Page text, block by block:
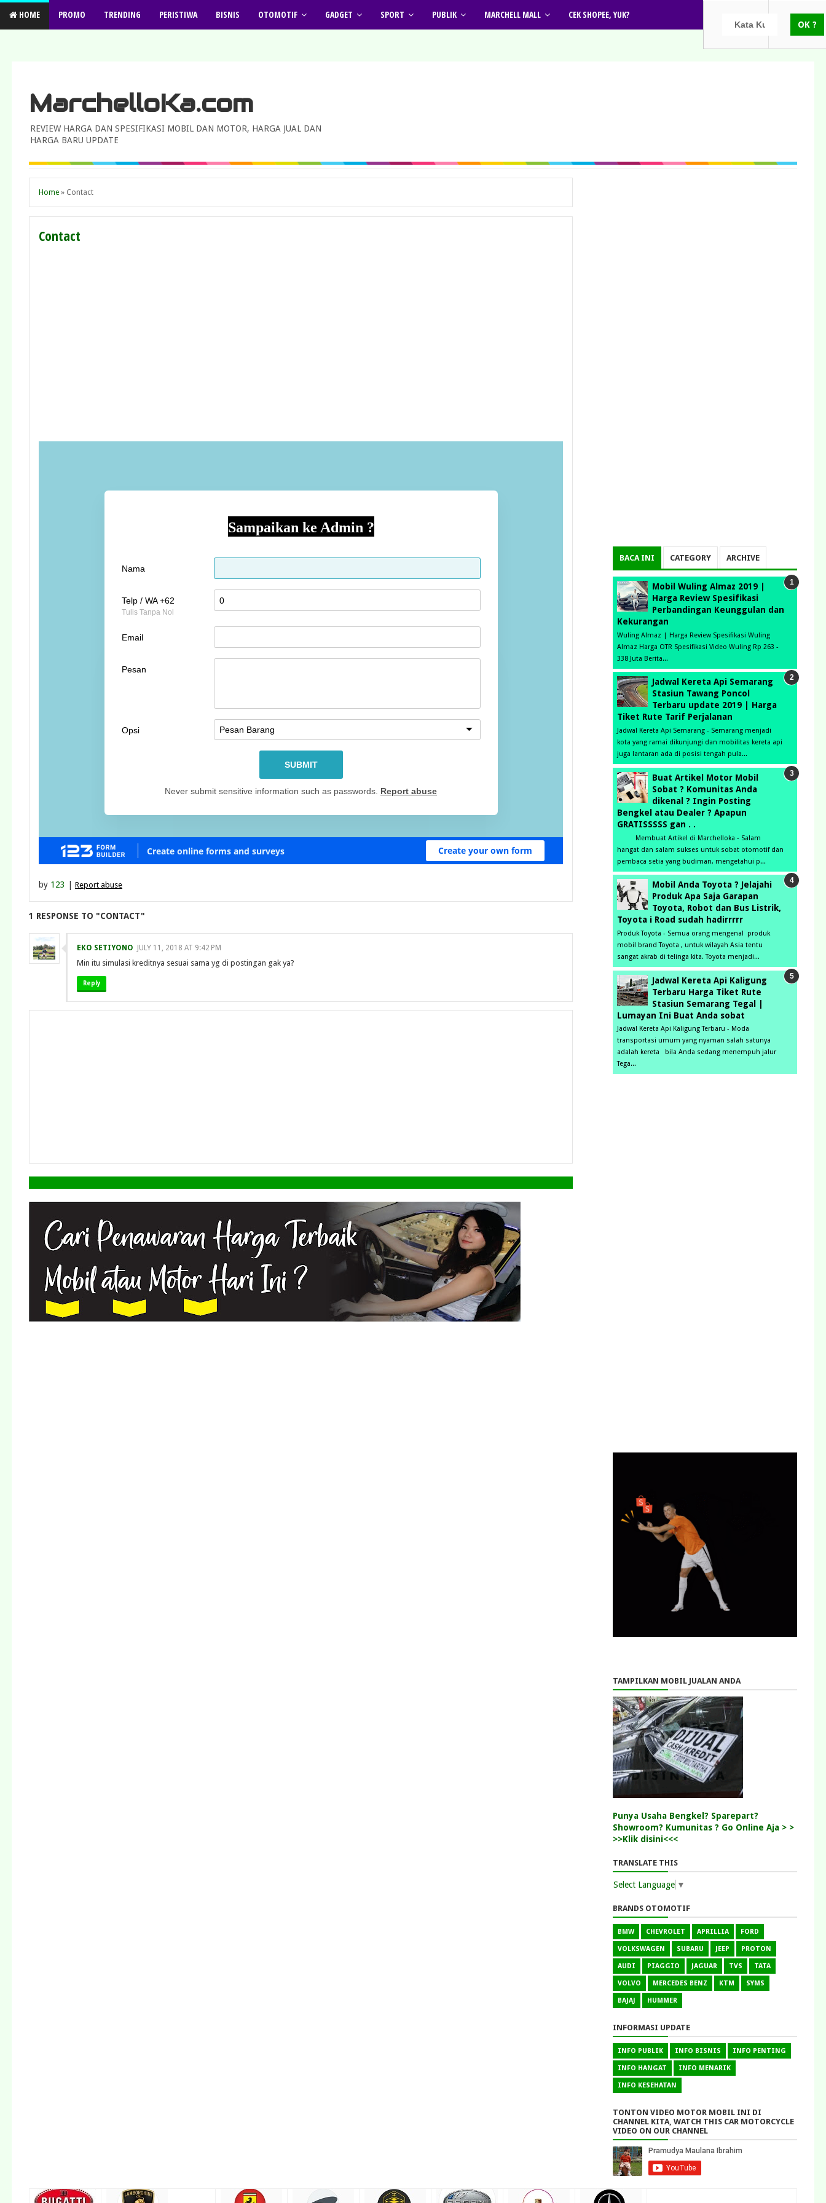
HOME PROMO TRENDING PERISTIWA BISNIS OTOMOTIF GADGET SPORT PUBLIK MARCHELL MALL CEK SHOPEE, YUK?
MarchelloKa.com
REVIEW HARGA DAN SPESIFIKASI MOBIL DAN MOTOR, HARGA JUAL DAN
HARGA BARU UPDATE
Home » Contact
Contact
by 123 Report abuse
1 RESPONSE TO "CONTACT"
EKO SETIYONO JULY 11, 2018 AT 9:42 PM
Min itu simulasi kreditnya sesuai sama yg di postingan gak ya?
Reply
BACA INI CATEGORY ARCHIVE
Mobil Wuling Almaz 2019 |
Harga Review Spesifikasi
Perbandingan Keunggulan dan
Kekurangan
Wuling Almaz | Harga Review Spesifikasi Wuling
Almaz Harga OTR Spesifikasi Video Wuling Rp 263 -
338 Juta Berita...
Jadwal Kereta Api Semarang
Stasiun Tawang Poncol
Terbaru update 2019 | Harga
Tiket Rute Tarif Perjalanan
Jadwal Kereta Api Semarang - Semarang menjadi
kota yang ramai dikunjungi dan mobilitas kereta api
juga lantaran ada di posisi tengah pula...
Buat Artikel Motor Mobil
Sobat ? Komunitas Anda
dikenal ? Ingin Posting
Bengkel atau Dealer ? Apapun
GRATISSSSS gan . .
Membuat Artikel di Marchelloka - Salam
hangat dan salam sukses untuk sobat otomotif dan
pembaca setia yang budiman, mengetahui p...
Mobil Anda Toyota ? Jelajahi
Produk Apa Saja Garapan
Toyota, Robot dan Bus Listrik,
Toyota i Road sudah hadirrrrr
Produk Toyota - Semua orang mengenal produk
mobil brand Toyota , untuk wilayah Asia tentu
sangat akrab di telinga kita. Toyota menjadi...
Jadwal Kereta Api Kaligung
Terbaru Harga Tiket Rute
Stasiun Semarang Tegal |
Lumayan Ini Buat Anda sobat
Jadwal Kereta Api Kaligung Terbaru - Moda
transportasi umum yang nyaman salah satunya
adalah kereta bila Anda sedang menempuh jalur
Tega...
TAMPILKAN MOBIL JUALAN ANDA
Punya Usaha Bengkel? Sparepart?
Showroom? Kumunitas ? Go Online Aja > >
>>Klik disini<<<
TRANSLATE THIS
Select Language ▼
BRANDS OTOMOTIF
BMW CHEVROLET APRILLIA FORD
VOLKSWAGEN SUBARU JEEP PROTON
AUDI PIAGGIO JAGUAR TVS TATA
VOLVO MERCEDES BENZ KTM SYMS
BAJAJ HUMMER
INFORMASI UPDATE
INFO PUBLIK INFO BISNIS INFO PENTING
INFO HANGAT INFO MENARIK
INFO KESEHATAN
TONTON VIDEO MOTOR MOBIL INI DI
CHANNEL KITA, WATCH THIS CAR MOTORCYCLE
VIDEO ON OUR CHANNEL